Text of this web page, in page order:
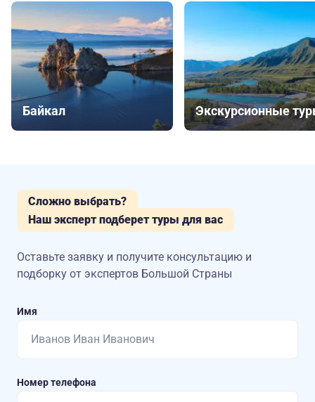
Байкал Экскурсионные
Сложно выбрать?
Наш эксперт подберет туры для вас
Оставьте заявку и получите консультацию и
подборку от экспертов Большой Страны
Имя
Номер телефона